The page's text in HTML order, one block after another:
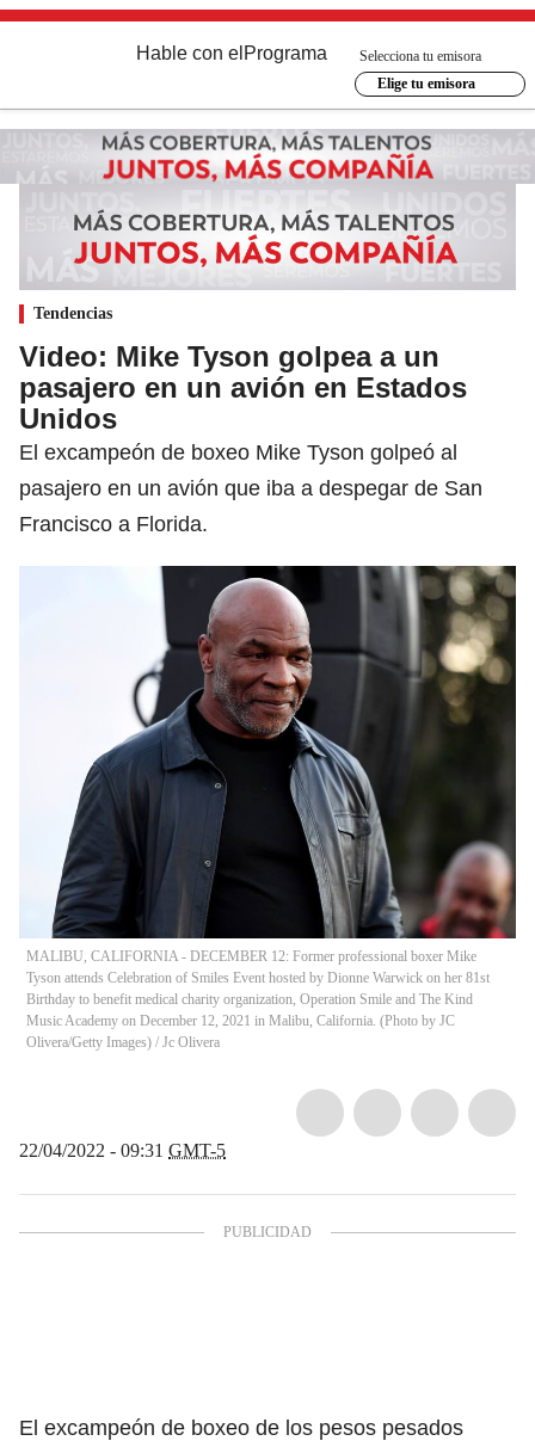
Hable con el Programa
Selecciona tu emisora
Elige tu emisora
Tendencias
Video: Mike Tyson golpea a un
pasajero en un avión en Estados
Unidos
El excampeón de boxeo Mike Tyson golpeó al
pasajero en un avión que iba a despegar de San
Francisco a Florida.
MALIBU, CALIFORNIA - DECEMBER 12: Former professional boxer Mike
Tyson attends Celebration of Smiles Event hosted by Dionne Warwick on her 81st
Birthday to benefit medical charity organization, Operation Smile and The Kind
Music Academy on December 12, 2021 in Malibu, California. (Photo by JC
Olivera/Getty Images) / Jc Olivera
22/04/2022 - 09:31 GMT-5
El excampeón de boxeo de los pesos pesados